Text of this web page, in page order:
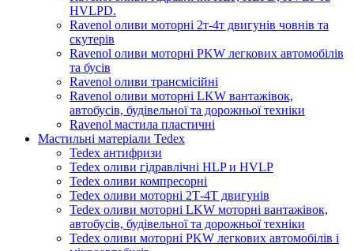
HVLPD.
Ravenol оливи моторні 2т-4т двигунів човнів та
скутерів
Ravenol оливи моторні PKW легкових автомобілів
та бусів
Ravenol оливи трансмісійні
Ravenol оливи моторні LKW вантажівок,
автобусів, будівельної та дорожньої техніки
Ravenol мастила пластичні
Мастильні матеріали Tedex
Tedex антифризи
Tedex оливи гідравлічні HLP и HVLP
Tedex оливи компресорні
Tedex оливи моторні 2Т-4Т двигунів
Tedex оливи моторні LKW моторні вантажівок,
автобусів, будівельної та дорожньої техніки
Tedex оливи моторні PKW легкових автомобілів і